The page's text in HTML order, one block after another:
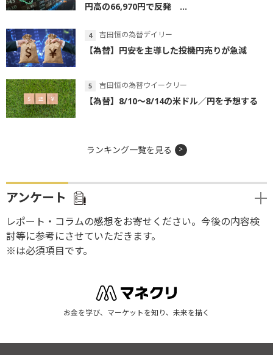
円高の66,970円で反発 ...
吉田恒の為替デイリー
【為替】円安を主導した投機円売りが急減
吉田恒の為替ウイークリー
【為替】8/10～8/14の米ドル／円を予想する
ランキング一覧を見る
アンケート
レポート・コラムの感想をお寄せください。今後の内容検
討等に参考にさせていただきます。
※は必須項目です。
お金を学び、マーケットを知り、未来を描く